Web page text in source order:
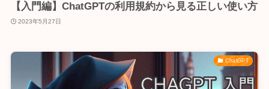
【入門編】ChatGPTの利用規約から見る正しい使い方
2023年5月27日
ChatGPT